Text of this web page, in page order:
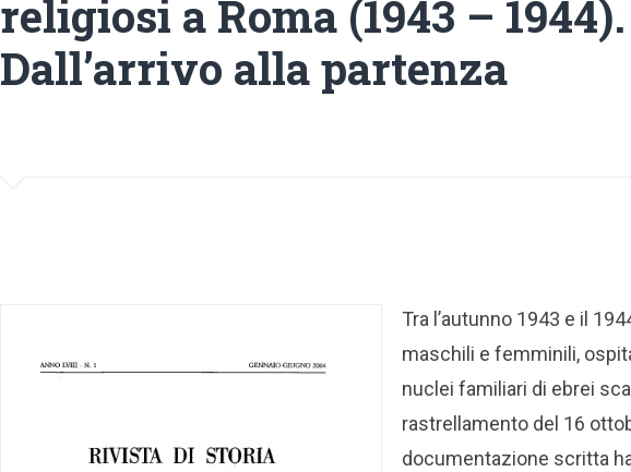
religiosi a Roma (1943 – 1944).
Dall’arrivo alla partenza
Tra l’autunno 1943 e il
maschili e femminili,
nuclei familiari di ebrei
rastrellamento del 16
documentazione scritta